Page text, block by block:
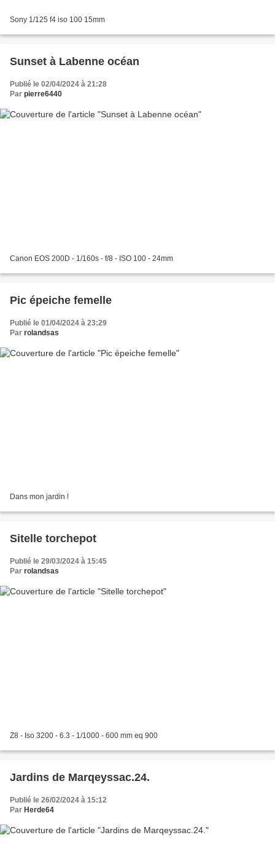
Sony 1/125 f4 iso 100 15mm
Sunset à Labenne océan
Publié le 02/04/2024 à 21:28
Par pierre6440
Canon EOS 200D - 1/160s - f/8 - ISO 100 - 24mm
Pic épeiche femelle
Publié le 01/04/2024 à 23:29
Par rolandsas
Dans mon jardin !
Sitelle torchepot
Publié le 29/03/2024 à 15:45
Par rolandsas
Z8 - Iso 3200 - 6.3 - 1/1000 - 600 mm eq 900
Jardins de Marqeyssac.24.
Publié le 26/02/2024 à 15:12
Par Herde64